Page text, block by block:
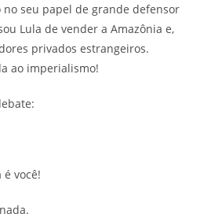
no seu papel de grande defensor
Lula de vender a Amazônia e,
privados estrangeiros.
ao imperialismo!
você!